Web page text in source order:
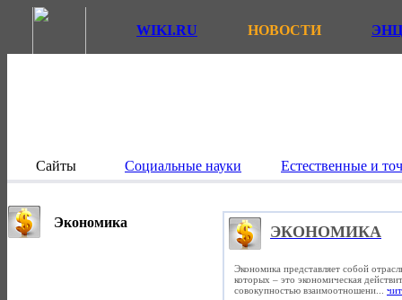
WIKI.RU НОВОСТИ
Сайты Социальные науки Естественные и
Экономика
ЭКОНОМИКА
Экономика представляет собой
которых – это экономическая
совокупностью взаимоотношени...